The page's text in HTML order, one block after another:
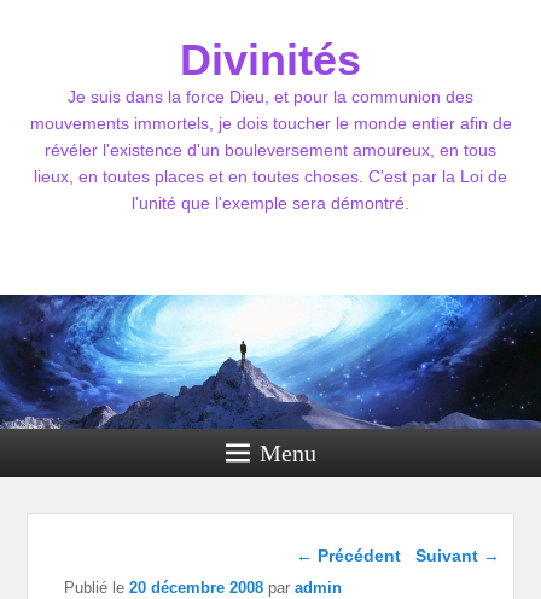
Divinités
Je suis dans la force Dieu, et pour la communion des
mouvements immortels, je dois toucher le monde entier afin de
révéler l'existence d'un bouleversement amoureux, en tous
lieux, en toutes places et en toutes choses. C'est par la Loi de
l'unité que l'exemple sera démontré.
Menu
Navigation dans les
← Précédent Suivant →
Publié le20 décembre 2008 paradmin